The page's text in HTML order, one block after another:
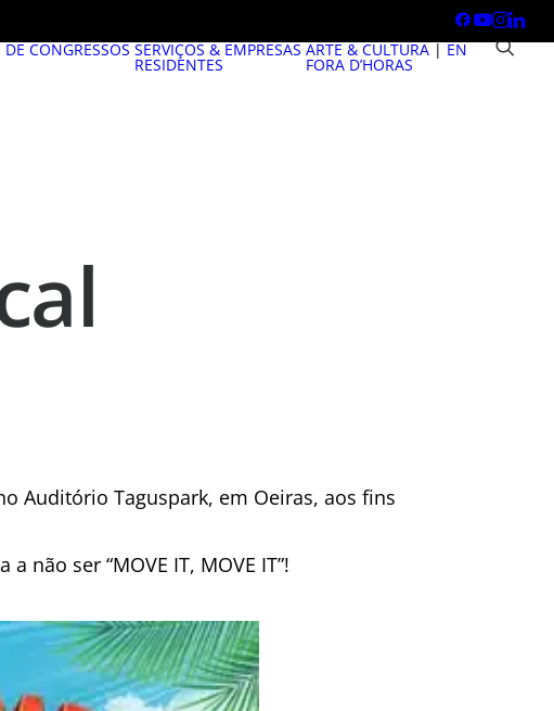
CONGRESSOS SERVIÇOS & EMPRESAS
RESIDENTES
ARTE & CULTURA
FORA D’HORAS
| EN
Auditório Taguspark, em Oeiras, aos fins
não ser “MOVE IT, MOVE IT”!